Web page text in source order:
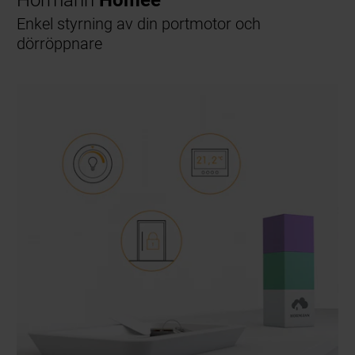
Enkel styrning av din portmotor och
dörröppnare